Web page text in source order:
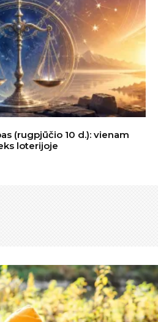
(rugpjūčio 10 d.): vienam
loterijoje